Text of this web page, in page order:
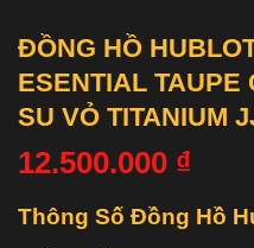
ĐỒNG HỒ
ESENTIAL TAUPE
SU VỎ TITANIUM
12.500.000 ₫
Thông Số Đồng Hồ